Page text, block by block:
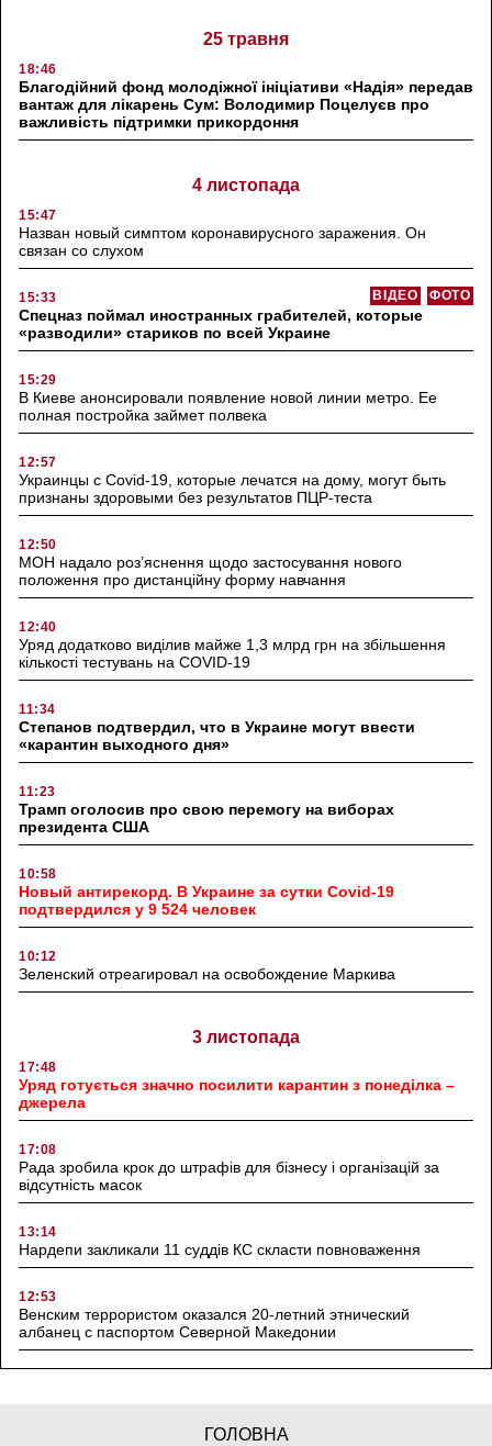
25 травня
18:46
Благодійний фонд молодіжної ініціативи «Надія» передав
вантаж для лікарень Сум: Володимир Поцелуєв про
важливість підтримки прикордоння
4 листопада
15:47
Назван новый симптом коронавирусного заражения. Он
связан со слухом
15:33 ФОТО
ВІДЕО
Спецназ поймал иностранных грабителей, которые
«разводили» стариков по всей Украине
15:29
В Киеве анонсировали появление новой линии метро. Ее
полная постройка займет полвека
12:57
Украинцы с Covid-19, которые лечатся на дому, могут быть
признаны здоровыми без результатов ПЦР-теста
12:50
МОН надало роз’яснення щодо застосування нового
положення про дистанційну форму навчання
12:40
Уряд додатково виділив майже 1,3 млрд грн на збільшення
кількості тестувань на COVID-19
11:34
Степанов подтвердил, что в Украине могут ввести
«карантин выходного дня»
11:23
Трамп оголосив про свою перемогу на виборах
президента США
10:58
Новый антирекорд. В Украине за сутки Covid-19
подтвердился у 9 524 человек
10:12
Зеленский отреагировал на освобождение Маркива
3 листопада
17:48
Уряд готується значно посилити карантин з понеділка –
джерела
17:08
Рада зробила крок до штрафів для бізнесу і організацій за
відсутність масок
13:14
Нардепи закликали 11 суддів КС скласти повноваження
12:53
Венским террористом оказался 20-летний этнический
албанец с паспортом Северной Македонии
ГОЛОВНА